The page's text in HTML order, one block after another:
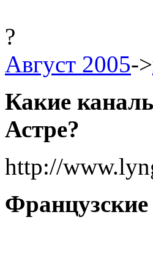
?
Август 2005->
Какие
Астре?
http://
Французские